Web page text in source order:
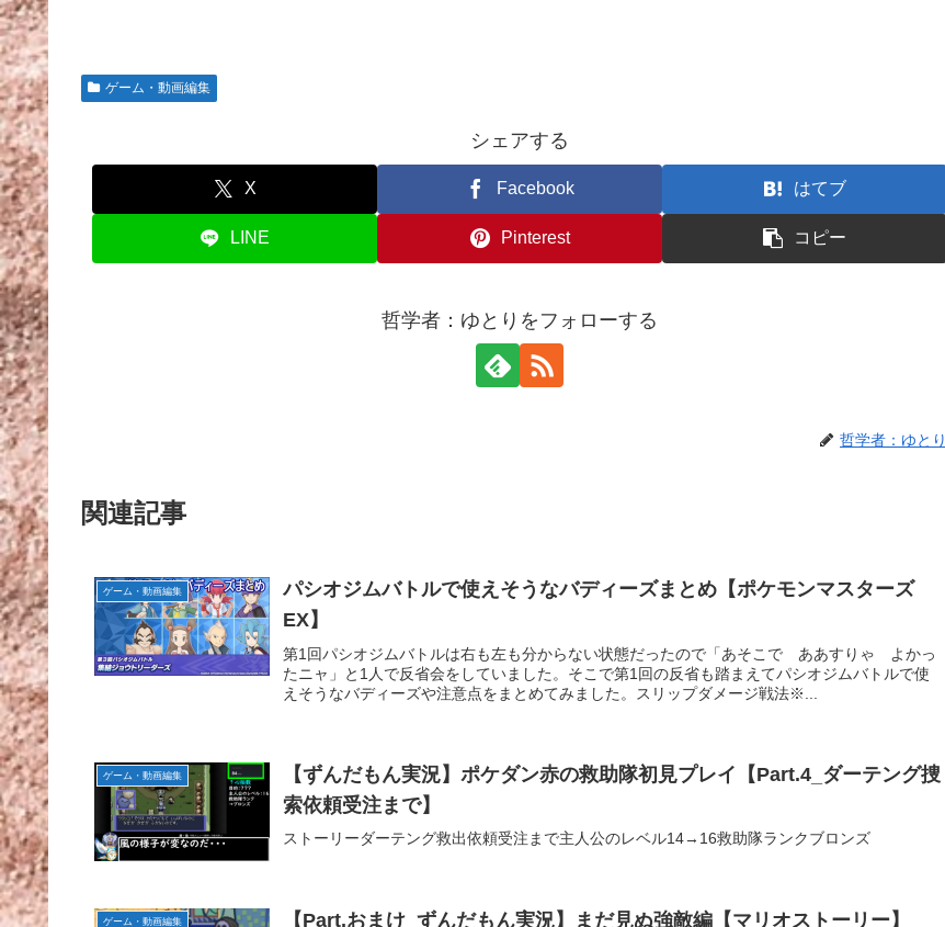
ゲーム・動画編集
シェアする
X Facebook はてブ
LINE Pinterest コピー
哲学者：ゆとりをフォローする
哲学者：ゆとり
関連記事
ゲーム・動画編集
パシオジムバトルで使えそうなバディーズまとめ【ポケモンマスターズ
EX】
第1回パシオジムバトルは右も左も分からない状態だったので「あそこで ああすりゃ よかっ
たニャ」と1人で反省会をしていました。そこで第1回の反省も踏まえてパシオジムバトルで使
えそうなバディーズや注意点をまとめてみました。スリップダメージ戦法※...
ゲーム・動画編集
【ずんだもん実況】ポケダン赤の救助隊初見プレイ【Part.4_ダーテング捜
索依頼受注まで】
ストーリーダーテング救出依頼受注まで主人公のレベル14→16救助隊ランクブロンズ
ゲーム・動画編集 【Part.おまけ_ずんだもん実況】まだ見ぬ強敵編【マリオストーリー】